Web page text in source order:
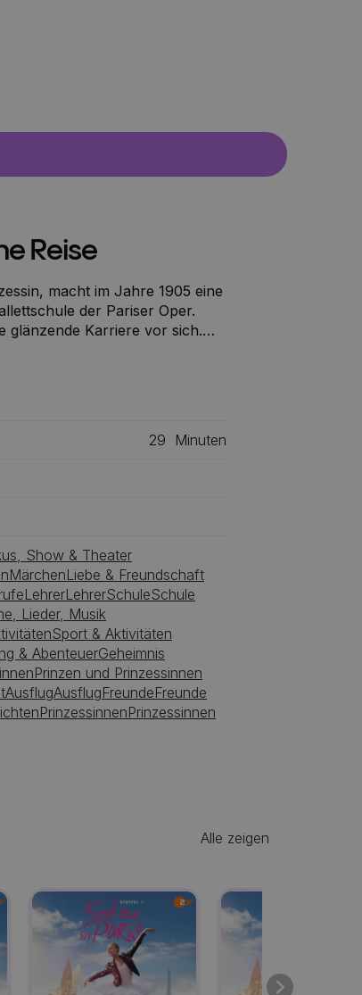
Reise
macht im Jahre 1905 eine
der Pariser Oper.
glänzende Karriere vor sich.
in die Gegenwart
29 Minuten
Show & Theater
MärchenLiebe & Freundschaft
LehrerLehrerSchuleSchule
Lieder, Musik
Sport & Aktivitäten
& AbenteuerGeheimnis
Prinzen und Prinzessinnen
AusflugAusflugFreundeFreunde
PrinzessinnenPrinzessinnen
Alle zeigen